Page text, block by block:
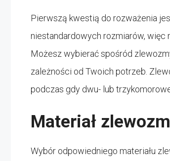
Pierwszą kwestią do rozważenia
niestandardowych rozmiarów, więc
Możesz wybierać spośród
zależności od Twoich potrzeb.
podczas gdy dwu- lub
Materiał
Wybór odpowiedniego materiału